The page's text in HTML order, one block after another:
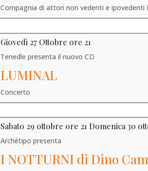
Compagnia di attori non vedenti e ipovedenti
Giovedì 27 Ottobre ore 21
Tenedle presenta il nuovo CD
LUMINAL
Concerto
Sabato 29 ottobre ore 21 Domenica 30
Archètipo presenta
I NOTTURNI di Dino